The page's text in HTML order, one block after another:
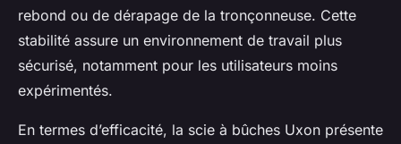
rebond ou de dérapage de la tronçonneuse. Cette
stabilité assure un environnement de travail plus
sécurisé, notamment pour les utilisateurs moins
expérimentés.
En termes d’efficacité, la scie à bûches Uxon présente